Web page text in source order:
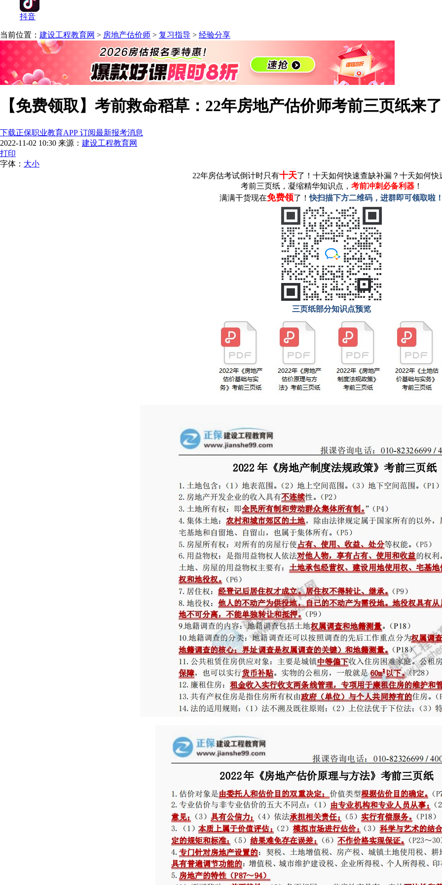
抖音
当前位置： 建设工程教育网 > 房地产估价师 > 复习指导 > 经验分享
【免费领取】考前救命稻草：22年房地产估价师考前三页纸来
下载正保职业教育APP 订阅最新报考消息
2022-11-02 10:30 来源： 建设工程教育网
打印
字体： 大小
22年房估考试倒计时只有十天了！十天如何快速查缺补漏？十天如何快
考前三页纸，凝缩精华知识点， 考前冲刺必备利器 ！
满满干货现在免费领了！快扫描下方二维码，进群即可领取啦
三页纸部分知识点预览